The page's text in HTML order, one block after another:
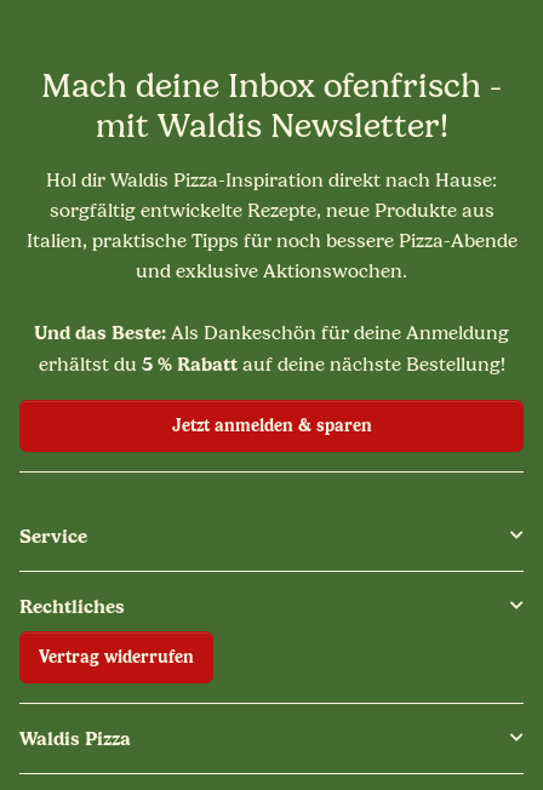
Mach deine Inbox ofenfrisch -
mit Waldis Newsletter!
Hol dir Waldis Pizza-Inspiration direkt nach Hause:
sorgfältig entwickelte Rezepte, neue Produkte aus
Italien, praktische Tipps für noch bessere Pizza-Abende
und exklusive Aktionswochen.
Und das Beste: Als Dankeschön für deine Anmeldung
erhältst du 5 % Rabattauf deine nächste Bestellung!
Jetzt anmelden & sparen
Service
Rechtliches
Vertrag widerrufen
Waldis Pizza